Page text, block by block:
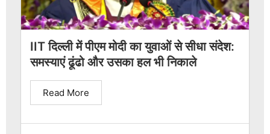
IIT दिल्ली में पीएम मोदी का युवाओं से सीधा संदेश:
समस्याएं ढूंढो और उसका हल भी निकाले
Read More